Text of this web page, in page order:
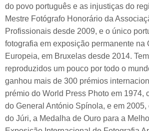
do povo português e as injustiças do
Mestre Fotógrafo Honorário da
Profissionais desde 2009, e o único
fotografia em exposição permanente na
Europeia, em Bruxelas desde 2014.
reproduzidos um pouco por todo o
ganhou mais de 300 prémios
prémio do World Press Photo em 1974,
do General António Spínola, e em 2005,
do Júri, a Medalha de Ouro para a